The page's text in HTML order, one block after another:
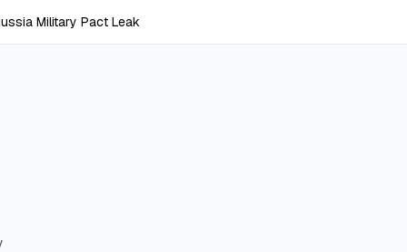
Military Pact Leak